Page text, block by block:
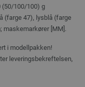
(50/100/100) g
(farge 47), lysblå (farge
maskemarkører [MM].
i modellpakken!
leveringsbekreftelsen,